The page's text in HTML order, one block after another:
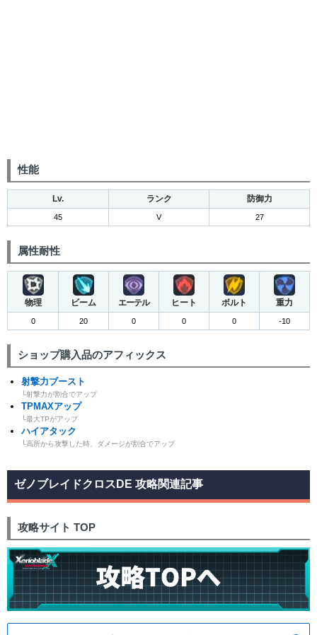
性能
Lv. ランク 防御力
45 V 27
属性耐性
物理 ビーム エーテル ヒート ボルト 重力
0 20 0 0 0 -10
ショップ購入品のアフィックス
射撃力ブースト
└射撃力が割合でアップ
TPMAXアップ
└最大TPがアップ
ハイアタック
└高所から攻撃した時、ダメージが割合でアップ
ゼノブレイドクロスDE 攻略関連記事
攻略サイト TOP